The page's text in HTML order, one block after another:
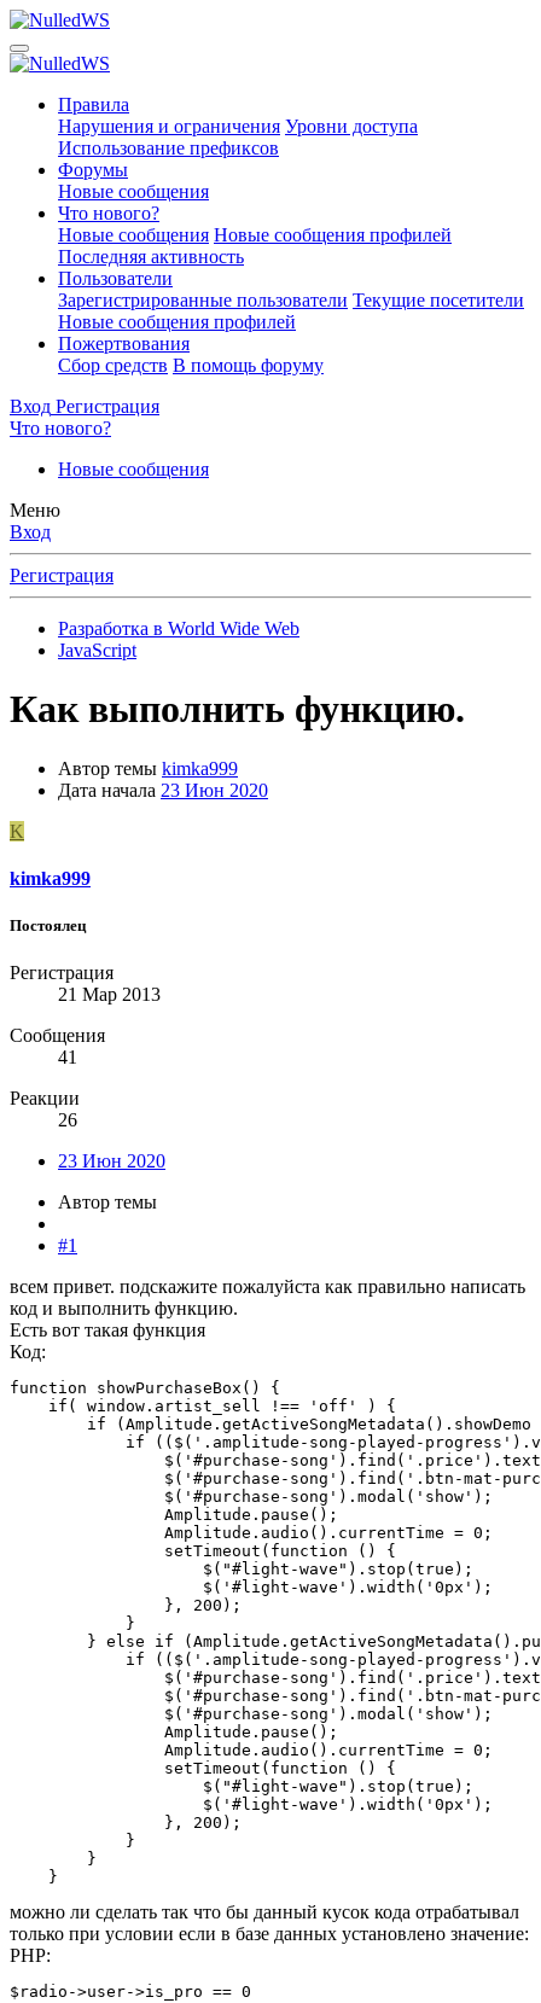
Правила
Нарушения и ограничения Уровни доступа
Использование префиксов
Форумы
Новые сообщения
Что нового?
Новые сообщения Новые сообщения профилей
Последняя активность
Пользователи
Зарегистрированные пользователи Текущие посетители
Новые сообщения профилей
Пожертвования
Сбор средств В помощь форуму
Вход Регистрация
Что нового?
Новые сообщения
Меню
Вход
Регистрация
Разработка в World Wide Web
JavaScript
Как выполнить функцию.
Автор темы kimka999
Дата начала 23 Июн 2020
K
kimka999
Постоялец
Регистрация
21 Мар 2013
Сообщения
41
Реакции
26
23 Июн 2020
Автор темы
#1
всем привет. подскажите пожалуйста как правильно написать
код и выполнить функцию.
Есть вот такая функция
Код:
function showPurchaseBox() {
    if( window.artist_sell !== 'off' ) {
if (Amplitude.getActiveSongMetadata().showDemo
if (($('.amplitude-song-played-
$('#purchase-
$('#purchase-song').find('.btn-mat-
                $('#purchase-song').modal('show');
                Amplitude.pause();
                Amplitude.audio().currentTime = 0;
                setTimeout(function () {
                    $("#light-wave").stop(true);
                    $('#light-wave').width('0px');
                }, 200);
            }
} else if
if (($('.amplitude-song-played-
$('#purchase-
$('#purchase-song').find('.btn-mat-
                $('#purchase-song').modal('show');
                Amplitude.pause();
                Amplitude.audio().currentTime = 0;
                setTimeout(function () {
                    $("#light-wave").stop(true);
                    $('#light-wave').width('0px');
                }, 200);
            }
        }
    }
можно ли сделать так что бы данный кусок кода отрабатывал
только при условии если в базе данных установлено значение:
PHP:
$radio->user->is_pro == 0